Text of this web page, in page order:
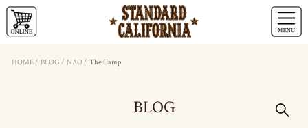
HOME/ BLOG / NAO/ The Camp
BLOG